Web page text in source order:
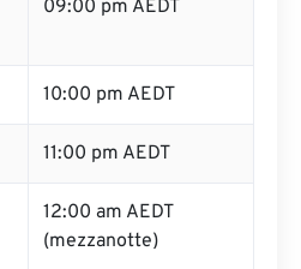
09:00 pm AEDT
10:00 pm AEDT
11:00 pm AEDT
12:00 am AEDT
(mezzanotte)